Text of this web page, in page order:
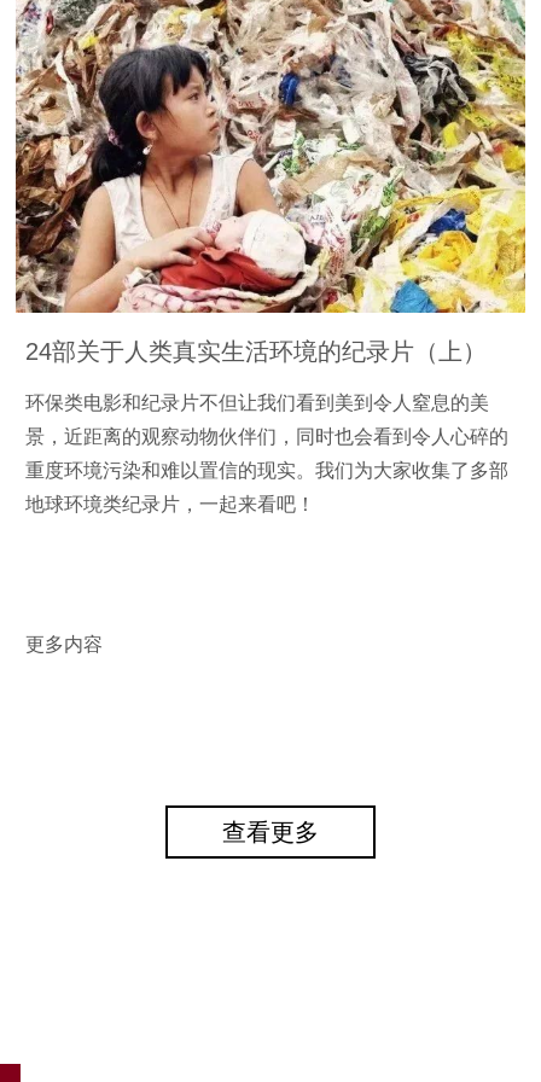
24部关于人类真实生活环境的纪录片（上）
环保类电影和纪录片不但让我们看到美到令人窒息的美
景，近距离的观察动物伙伴们，同时也会看到令人心碎的
重度环境污染和难以置信的现实。我们为大家收集了多部
地球环境类纪录片，一起来看吧！
更多内容
查看更多